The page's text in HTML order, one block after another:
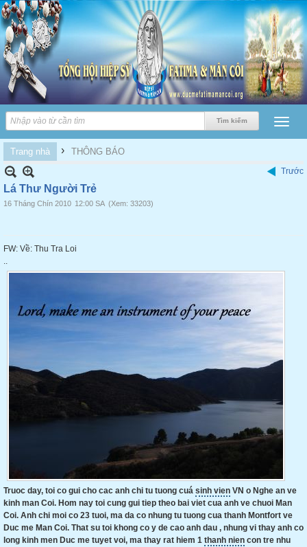
Trang nhà › THÔNG BÁO
Trước
Lá Thư Người Trẻ
16 Tháng Chín 2010 12:00 SA (Xem: 33203)
FW: Về: Thu Tra Loi
..
Truoc day, toi co gui cho cac anh chi tu tuong cuá sinh vien VN o Nghe an ve
kinh man Coi. Hom nay toi cung gui tiep theo bai viet cua anh ve chuoi Man
Coi. Anh chi moi co 23 tuoi, ma da co nhung tu tuong cua thanh Montfort ve
Duc me Man Coi. That su toi khong co y de cao anh dau , nhung vi thay anh co
long kinh men Duc me tuyet voi, ma thay rat hiem 1 thanh nien con tre nhu